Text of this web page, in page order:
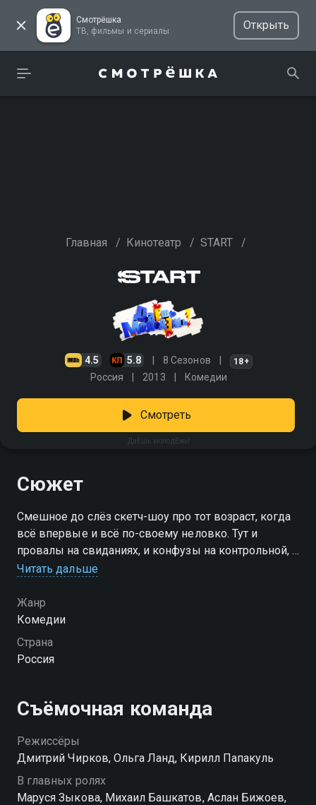
Смотрёшка
ТВ, фильмы и сериалы
Открыть
Главная / Кинотеатр / START /
4.5 5.8 8 Сезонов 18+
Россия 2013 Комедии
ДаЕшь молодЕжь!
Смотреть
Сюжет
Смешное до слёз скетч-шоу про тот возраст, когда
всё впервые и всё по-своему неловко. Тут и
провалы на свиданиях, и конфузы на контрольной, и
первая влюблённость, и вечные ссоры с
но пока учатся разбираться в себе и мире — шумно,
дерзко и с юмором. «ДаЕшь молодЕжь!» —
смотрите онлайн в хорошем качестве.
Читать дальше
Жанр
Комедии
Страна
Россия
Съёмочная команда
Режиссёры
Дмитрий Чирков, Ольга Ланд, Кирилл Папакуль
В главных ролях
Маруся Зыкова, Михаил Башкатов, Аслан Бижоев,